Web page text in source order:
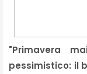
"Primavera
pessimistico: il